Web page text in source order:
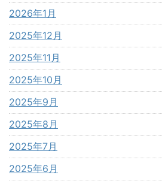
2026年1月
2025年12月
2025年11月
2025年10月
2025年9月
2025年8月
2025年7月
2025年6月